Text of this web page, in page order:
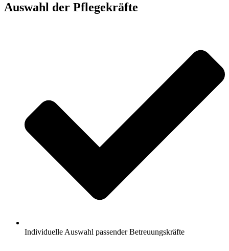
Auswahl der Pflegekräfte
Individuelle Auswahl passender Betreuungskräfte